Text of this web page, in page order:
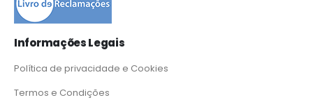
Informações Legais
Política de privacidade e Cookies
Termos e Condições